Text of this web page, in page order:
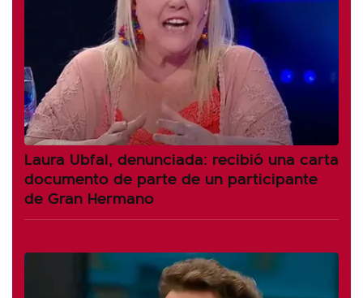
Laura Ubfal, denunciada: recibió una carta
documento de parte de un participante
de Gran Hermano